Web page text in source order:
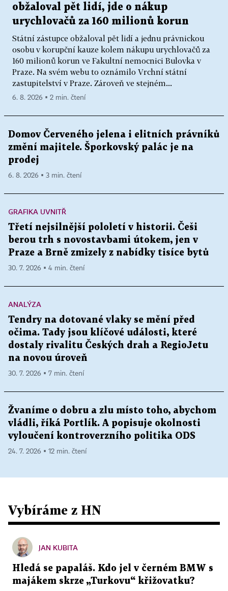
obžaloval pět lidí, jde o nákup
urychlovačů za 160 milionů korun
Státní zástupce obžaloval pět lidí a jednu právnickou
osobu v korupční kauze kolem nákupu urychlovačů za
160 milionů korun ve Fakultní nemocnici Bulovka v
Praze. Na svém webu to oznámilo Vrchní státní
zastupitelství v Praze. Zároveň ve stejném...
6. 8. 2026 ▪ 2 min. čtení
Domov Červeného jelena i elitních právníků
změní majitele. Šporkovský palác je na
prodej
6. 8. 2026 ▪ 3 min. čtení
GRAFIKA UVNITŘ
Třetí nejsilnější pololetí v historii. Češi
berou trh s novostavbami útokem, jen v
Praze a Brně zmizely z nabídky tisíce bytů
30. 7. 2026 ▪ 4 min. čtení
ANALÝZA
Tendry na dotované vlaky se mění před
očima. Tady jsou klíčové události, které
dostaly rivalitu Českých drah a RegioJetu
na novou úroveň
30. 7. 2026 ▪ 7 min. čtení
Žvaníme o dobru a zlu místo toho, abychom
vládli, říká Portlík. A popisuje okolnosti
vyloučení kontroverzního politika ODS
24. 7. 2026 ▪ 12 min. čtení
Vybíráme z HN
JAN KUBITA
Hledá se papaláš. Kdo jel v černém BMW s
majákem skrze „Turkovu“ křižovatku?